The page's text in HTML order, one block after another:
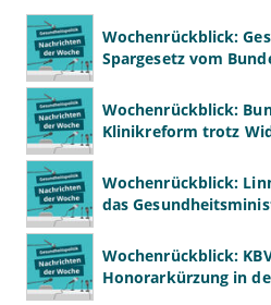
Wochenrückblick:
Spargesetz vom
Wochenrückblick:
Klinikreform trotz
Wochenrückblick:
das
Wochenrückblick:
Honorarkürzung in